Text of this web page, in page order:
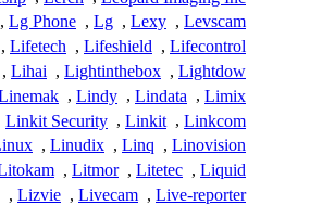
Levscam
,
Lexy
,
Lg
,
Lg Phone
,
Lifecontrol
,
Lifeshield
,
Lifetech
,
Lightdow
,
Lightinthebox
,
Lihai
,
Limix
,
Lindata
,
Lindy
,
Linkcom
,
Linkit
,
Linkit Security
Linovision
,
Linq
,
Linudix
,
Liquid
,
Litetec
,
Litmor
,
Live-reporter
,
Livecam
,
Lizvie
,